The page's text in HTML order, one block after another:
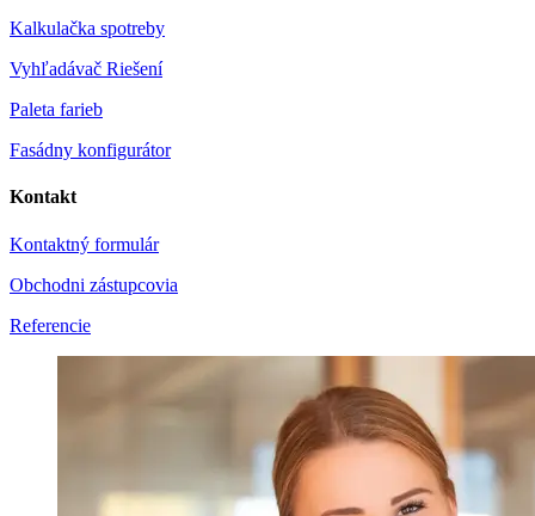
Kalkulačka spotreby
Vyhľadávač Riešení
Paleta farieb
Fasádny konfigurátor
Kontakt
Kontaktný formulár
Obchodni zástupcovia
Referencie